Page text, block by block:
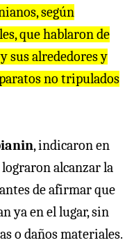
según
que hablaron de
sus alrededores y
no tripulados
, indicaron en
alcanzar la
de afirmar que
ya en el lugar, sin
o daños materiales.